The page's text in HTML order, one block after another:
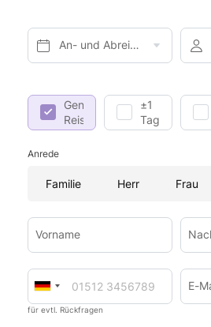
An- und Abreise*
Genaue
Reisedaten
±1
Tag
Anrede
Familie Herr Frau
Vorname
für evtl. Rückfragen
E-